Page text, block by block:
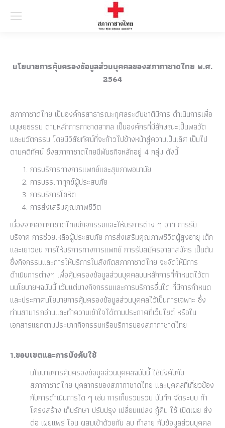
นโยบายการคุ้มครองข้อมูลส่วนบุคคลของสภากาชาดไทย พ.ศ.
2564
สภากาชาดไทย เป็นองค์กรสาธารณะกุศลระดับชาติมีการ ดำเนินการเพื่อ
มนุษยธรรม ตามหลักการกาชาดสากล เป็นองค์กรที่มีลักษณะเป็นพลวัต
และนวัตกรรม โดยมีวิสัยทัศน์ที่จะก้าวไปข้างหน้าสู่ความเป็นเลิศ เป็นไป
ตามคติทัศน์ ซึ่งสภากาชาดไทยมีพันธกิจหลักอยู่ 4 กลุ่ม ดังนี้
การบริการทางการแพทย์และสุขภาพอนามัย
การบรรเทาทุกข์ผู้ประสบภัย
การบริการโลหิต
การส่งเสริมคุณภาพชีวิต
เนื่องจากสภากาชาดไทยมีกิจกรรมและให้บริการต่าง ๆ อาทิ การรับ
บริจาค การช่วยเหลือผู้ประสบภัย การส่งเสริมคุณภาพชีวิตผู้สูงอายุ เด็ก
และเยาวชน การให้บริการทางการแพทย์ การรับสมัครอาสาสมัคร เป็นต้น
ซึ่งกิจกรรมและการให้บริการในสังกัดสภากาชาดไทย จะจัดให้มีการ
ดำเนินการต่างๆ เพื่อคุ้มครองข้อมูลส่วนบุคคลบนหลักการที่กำหนดไว้ตา
มนโยบายฯฉบับนี้ เว้นแต่บางกิจกรรมและการบริการอื่นใด ที่มีการกำหนด
และประกาศนโยบายการคุ้มครองข้อมูลส่วนบุคคลไว้เป็นการเฉพาะ ซึ่ง
ท่านสามารถอ่านและทำความเข้าใจได้ตามประกาศที่เว็บไซต์ หรือใน
เอกสารแยกตามประเภทกิจกรรมหรือบริการของสภากาชาดไทย
1.ขอบเขตและการบังคับใช้
นโยบายการคุ้มครองข้อมูลส่วนบุคคลฉบับนี้ ใช้บังคับกับ
สภากาชาดไทย บุคลากรของสภากาชาดไทย และบุคคลที่เกี่ยวข้อง
กับการดำเนินการใด ๆ เช่น การเก็บรวมรวบ บันทึก จัดระบบ ทำ
โครงสร้าง เก็บรักษา ปรับปรุง เปลี่ยนแปลง กู้คืน ใช้ เปิดเผย ส่ง
ต่อ เผยแพร่ โอน ผสมเข้าด้วยกัน ลบ ทำลาย กับข้อมูลส่วนบุคคล